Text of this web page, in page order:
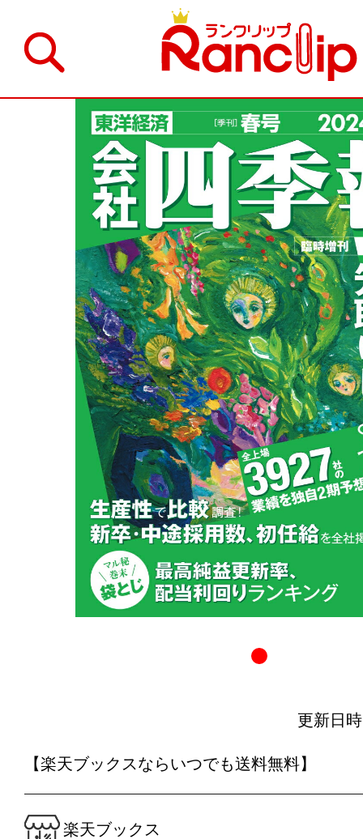
更新日
【楽天ブックスならいつでも送料無料】
楽天ブックス